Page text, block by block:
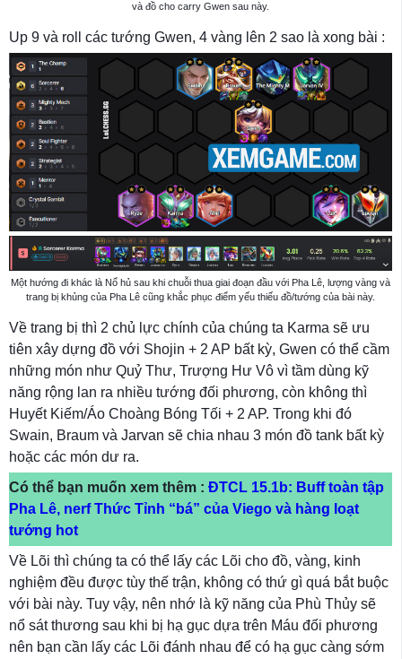
và đồ cho carry Gwen sau này.
Up 9 và roll các tướng Gwen, 4 vàng lên 2 sao là xong bài :
Một hướng đi khác là Nổ hủ sau khi chuỗi thua giai đoạn đầu với Pha Lê, lượng vàng và
trang bị khủng của Pha Lê cũng khắc phục điểm yếu thiếu đồ/tướng của bài này.
Về trang bị thì 2 chủ lực chính của chúng ta Karma sẽ ưu
tiên xây dựng đồ với Shojin + 2 AP bất kỳ, Gwen có thể cầm
những món như Quỷ Thư, Trượng Hư Vô vì tầm dùng kỹ
năng rộng lan ra nhiều tướng đối phương, còn không thì
Huyết Kiếm/Áo Choàng Bóng Tối + 2 AP. Trong khi đó
Swain, Braum và Jarvan sẽ chia nhau 3 món đồ tank bất kỳ
hoặc các món dư ra.
Có thể bạn muốn xem thêm : ĐTCL 15.1b: Buff toàn tập
Pha Lê, nerf Thức Tỉnh “bá” của Viego và hàng loạt
tướng hot
Về Lõi thì chúng ta có thể lấy các Lõi cho đồ, vàng, kinh
nghiệm đều được tùy thế trận, không có thứ gì quá bắt buộc
với bài này. Tuy vậy, nên nhớ là kỹ năng của Phù Thủy sẽ
nổ sát thương sau khi bị hạ gục dựa trên Máu đối phương
nên bạn cần lấy các Lõi đánh nhau để có hạ gục càng sớm